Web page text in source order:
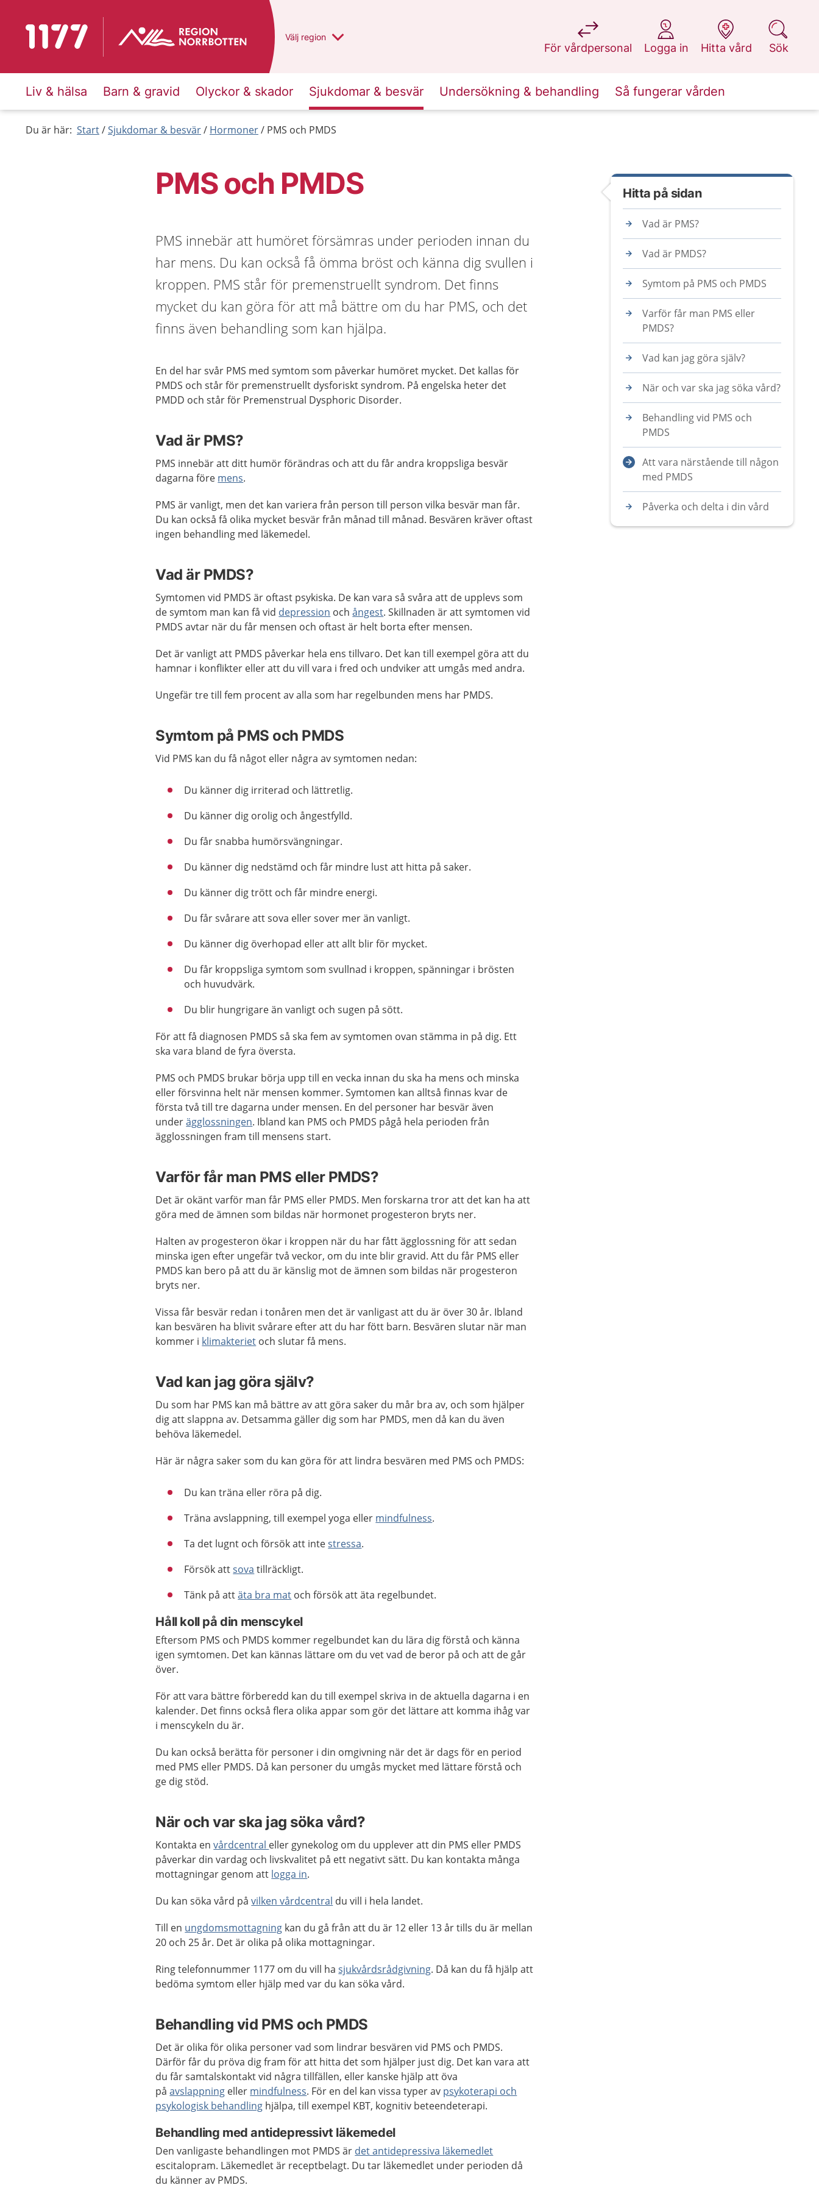
Till startsidan för 1177 Du har valt region
Välj en annan
region
För vårdpersonal
på 1177.se
Logga in
på 1177.se
Hitta vård
på 1177.se
Sök
på 1177.se
Liv & hälsa Barn & gravid Olyckor & skador Sjukdomar & besvär Undersökning & behandling Så fungerar vården
Du är här: Start Sjukdomar & besvär Hormoner PMS och PMDS
PMS och PMDS
PMS innebär att humöret försämras under perioden innan du
har mens. Du kan också få ömma bröst och känna dig svullen i
kroppen. PMS står för premenstruellt syndrom. Det finns
mycket du kan göra för att må bättre om du har PMS, och det
finns även behandling som kan hjälpa.
En del har svår PMS med symtom som påverkar humöret mycket. Det kallas för
PMDS och står för premenstruellt dysforiskt syndrom. På engelska heter det
PMDD och står för Premenstrual Dysphoric Disorder.
Vad är PMS?
PMS innebär att ditt humör förändras och att du får andra kroppsliga besvär
dagarna före mens.
PMS är vanligt, men det kan variera från person till person vilka besvär man får.
Du kan också få olika mycket besvär från månad till månad. Besvären kräver oftast
ingen behandling med läkemedel.
Vad är PMDS?
Symtomen vid PMDS är oftast psykiska. De kan vara så svåra att de upplevs som
de symtom man kan få vid depression ochångest. Skillnaden är att symtomen vid
PMDS avtar när du får mensen och oftast är helt borta efter mensen.
Det är vanligt att PMDS påverkar hela ens tillvaro. Det kan till exempel göra att du
hamnar i konflikter eller att du vill vara i fred och undviker att umgås med andra.
Ungefär tre till fem procent av alla som har regelbunden mens har PMDS.
Symtom på PMS och PMDS
Vid PMS kan du få något eller några av symtomen nedan:
Du känner dig irriterad och lättretlig.
Du känner dig orolig och ångestfylld.
Du får snabba humörsvängningar.
Du känner dig nedstämd och får mindre lust att hitta på saker.
Du känner dig trött och får mindre energi.
Du får svårare att sova eller sover mer än vanligt.
Du känner dig överhopad eller att allt blir för mycket.
Du får kroppsliga symtom som svullnad i kroppen, spänningar i brösten
och huvudvärk.
Du blir hungrigare än vanligt och sugen på sött.
För att få diagnosen PMDS så ska fem av symtomen ovan stämma in på dig. Ett
ska vara bland de fyra översta.
PMS och PMDS brukar börja upp till en vecka innan du ska ha mens och minska
eller försvinna helt när mensen kommer. Symtomen kan alltså finnas kvar de
första två till tre dagarna under mensen. En del personer har besvär även
underägglossningen. Ibland kan PMS och PMDS pågå hela perioden från
ägglossningen fram till mensens start.
Varför får man PMS eller PMDS?
Det är okänt varför man får PMS eller PMDS. Men forskarna tror att det kan ha att
göra med de ämnen som bildas när hormonet progesteron bryts ner.
Halten av progesteron ökar i kroppen när du har fått ägglossning för att sedan
minska igen efter ungefär två veckor, om du inte blir gravid. Att du får PMS eller
PMDS kan bero på att du är känslig mot de ämnen som bildas när progesteron
bryts ner.
Vissa får besvär redan i tonåren men det är vanligast att du är över 30 år. Ibland
kan besvären ha blivit svårare efter att du har fött barn. Besvären slutar när man
kommer i klimakteriet och slutar få mens.
Vad kan jag göra själv?
Du som har PMS kan må bättre av att göra saker du mår bra av, och som hjälper
dig att slappna av. Detsamma gäller dig som har PMDS, men då kan du även
behöva läkemedel.
Här är några saker som du kan göra för att lindra besvären med PMS och PMDS:
Du kan träna eller röra på dig.
Träna avslappning, till exempel yoga eller mindfulness.
Ta det lugnt och försök att intestressa.
Försök attsova tillräckligt.
Tänk på attäta bra mat och försök att äta regelbundet.
Håll koll på din menscykel
Eftersom PMS och PMDS kommer regelbundet kan du lära dig förstå och känna
igen symtomen. Det kan kännas lättare om du vet vad de beror på och att de går
över.
För att vara bättre förberedd kan du till exempel skriva in de aktuella dagarna i en
kalender. Det finns också flera olika appar som gör det lättare att komma ihåg var
i menscykeln du är.
Du kan också berätta för personer i din omgivning när det är dags för en period
med PMS eller PMDS. Då kan personer du umgås mycket med lättare förstå och
ge dig stöd.
När och var ska jag söka vård?
Kontakta envårdcentral eller gynekolog om du upplever att din PMS eller PMDS
påverkar din vardag och livskvalitet på ett negativt sätt. Du kan kontakta många
mottagningar genom att logga in.
Du kan söka vård påvilken vårdcentral du vill i hela landet.
Till en ungdomsmottagning kan du gå från att du är 12 eller 13 år tills du är mellan
20 och 25 år. Det är olika på olika mottagningar.
Ring telefonnummer 1177 om du vill hasjukvårdsrådgivning. Då kan du få hjälp att
bedöma symtom eller hjälp med var du kan söka vård.
Behandling vid PMS och PMDS
Det är olika för olika personer vad som lindrar besvären vid PMS och PMDS.
Därför får du pröva dig fram för att hitta det som hjälper just dig. Det kan vara att
du får samtalskontakt vid några tillfällen, eller kanske hjälp att öva
påavslappning eller mindfulness. För en del kan vissa typer av psykoterapi och
psykologisk behandling hjälpa, till exempel KBT, kognitiv beteendeterapi.
Behandling med antidepressivt läkemedel
Den vanligaste behandlingen mot PMDS är det antidepressiva läkemedlet
escitalopram. Läkemedlet är receptbelagt. Du tar läkemedlet under perioden då
du känner av PMDS.
Hitta på sidan
Vad är PMS?
Vad är PMDS?
Symtom på PMS och PMDS
Varför får man PMS eller
PMDS?
Vad kan jag göra själv?
När och var ska jag söka vård?
Behandling vid PMS och
PMDS
Att vara närstående till någon
med PMDS
Påverka och delta i din vård